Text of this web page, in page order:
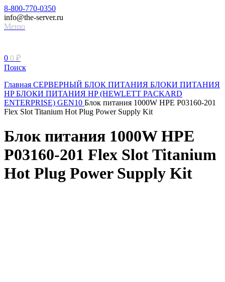
8-800-770-0350
info@the-server.ru
Меню
0 0 ₽
Поиск
Главная СЕРВЕРНЫЙ БЛОК ПИТАНИЯ БЛОКИ ПИТАНИЯ
HPБЛОКИ ПИТАНИЯ HP (HEWLETT PACKARD
ENTERPRISE) GEN10 Блок питания 1000W HPE P03160-201
Flex Slot Titanium Hot Plug Power Supply Kit
Блок питания 1000W HPE
P03160-201 Flex Slot Titanium
Hot Plug Power Supply Kit